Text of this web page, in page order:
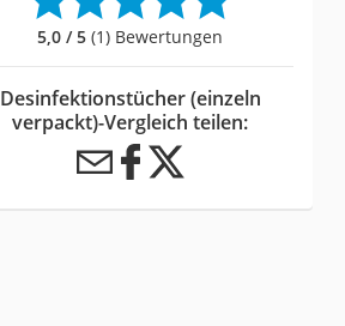
5,0 / 5 (1) Bewertungen
Desinfektionstücher (einzeln
verpackt)-Vergleich teilen: